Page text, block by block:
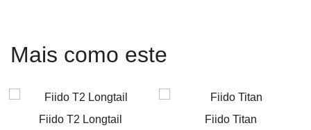
Mais como este
Fiido T2 Longtail
Fiido Titan